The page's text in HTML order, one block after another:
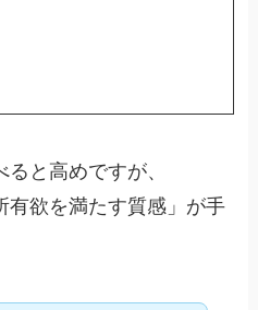
と高めですが、
有欲を満たす質感」が手